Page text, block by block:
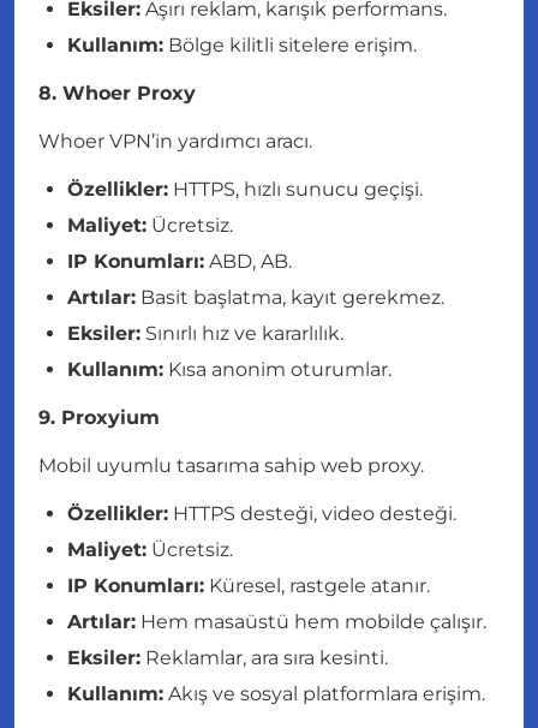
Eksiler: Aşırı reklam, karışık performans.
Kullanım: Bölge kilitli sitelere erişim.
8. Whoer Proxy
Whoer VPN’in yardımcı aracı.
Özellikler: HTTPS, hızlı sunucu geçişi.
Maliyet: Ücretsiz.
IP Konumları: ABD, AB.
Artılar: Basit başlatma, kayıt gerekmez.
Eksiler: Sınırlı hız ve kararlılık.
Kullanım: Kısa anonim oturumlar.
9. Proxyium
Mobil uyumlu tasarıma sahip web proxy.
Özellikler: HTTPS desteği, video desteği.
Maliyet: Ücretsiz.
IP Konumları: Küresel, rastgele atanır.
Artılar: Hem masaüstü hem mobilde çalışır.
Eksiler: Reklamlar, ara sıra kesinti.
Kullanım: Akış ve sosyal platformlara erişim.